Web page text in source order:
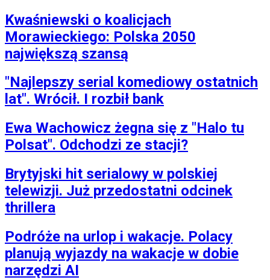
Kwaśniewski o koalicjach
Morawieckiego: Polska 2050
największą szansą
"Najlepszy serial komediowy ostatnich
lat". Wrócił. I rozbił bank
Ewa Wachowicz żegna się z "Halo tu
Polsat". Odchodzi ze stacji?
Brytyjski hit serialowy w polskiej
telewizji. Już przedostatni odcinek
thrillera
Podróże na urlop i wakacje. Polacy
planują wyjazdy na wakacje w dobie
narzędzi AI